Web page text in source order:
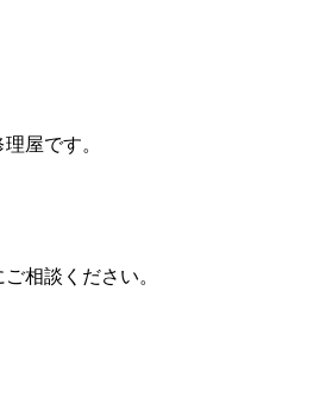
屋です。
相談ください。